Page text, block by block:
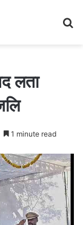
लता
1 minute read